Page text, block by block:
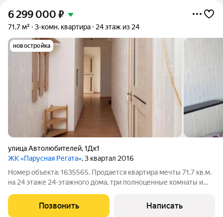
6 299 000 ₽
71,7 м² 3-комн. квартира 24 этаж из 24
новостройка
улица Автолюбителей,1Дк1
ЖК «Парусная Регата», 3 квартал 2016
Номер объекта: 1635565. Продается квартира мечты 71,7 кв.м.
на 24 этаже 24-этажного дома, три полноценные комнаты и
вариант требует частичного косметического ремонта, но
дарит свободу создать
Позвонить Написать